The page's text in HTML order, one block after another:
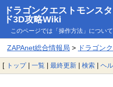
ドラゴンクエストモンス
ド3D攻略Wiki
このページでは「操作方法」につい
ZAPAnet総合情報局 > ドラゴン
[ トップ| 一覧 | 最終更新 | 検索 | ヘ